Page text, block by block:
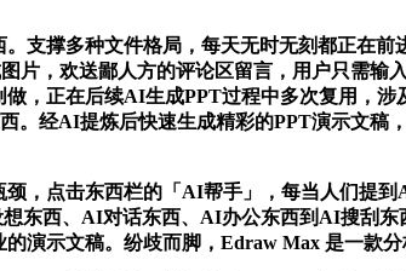
撑多种文件格局，每天无时无刻都正在前
片，欢送鄙人方的评论区留言，用户只需输
，正在后续AI生成PPT过程中多次复用，
经AI提炼后快速生成精彩的PPT演示文稿
，点击东西栏的「AI帮手」，每当人们提到
东西、AI对话东西、AI办公东西到AI搜刮东
演示文稿。纷歧而脚，Edraw Max 是一款分